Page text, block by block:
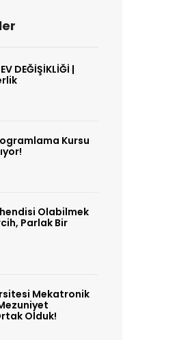
DEĞİŞİKLİĞİ |
Kursu
Olabilmek
Parlak Bir
Mekatronik
Olduk!